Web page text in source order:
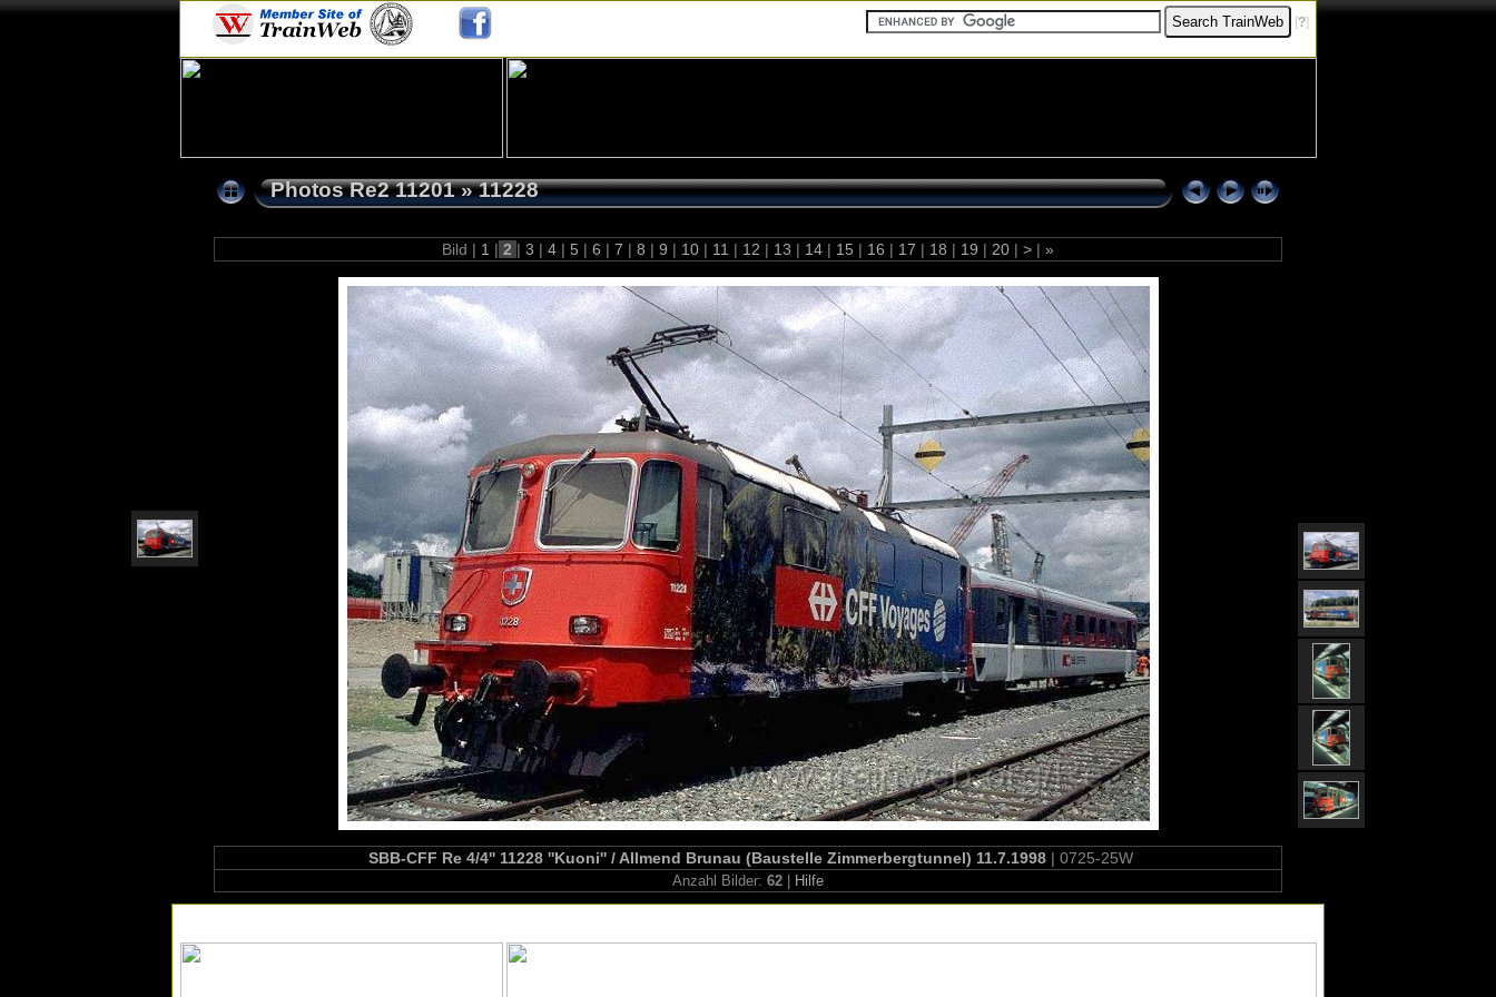
[?]
Photos Re2 11201»11228
Bild | 1 | 2 | 3 | 4 | 5 | 6 | 7 | 8 | 9 | 10 | 11 | 12 | 13 | 14 | 15 | 16 | 17 | 18 | 19 | 20 | > | »
SBB-CFF Re 4/4'' 11228 ''Kuoni'' / Allmend Brunau (Baustelle Zimmerbergtunnel) 11.7.1998| 0725-25W
Anzahl Bilder: 62 Hilfe